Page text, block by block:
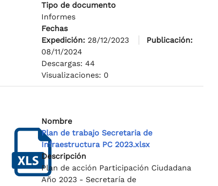
Tipo de documento
Informes
Fechas
Expedición: 28/12/2023
Publicación:
08/11/2024
Descargas: 44
Visualizaciones: 0
Nombre
Plan de trabajo Secretaria de
Infraestructura PC 2023.xlsx
Descripción
Plan de acción Participación Ciudadana
Año 2023 - Secretaría de